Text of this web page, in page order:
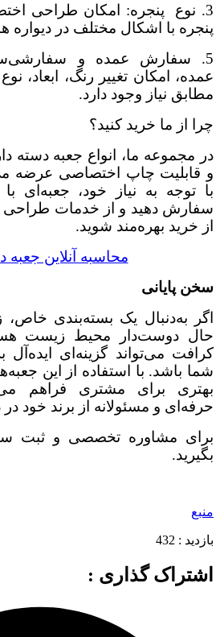
3. نوع پنجره: امکان طراحی
پنجره با اشکال مختلف در دیواره
5. سفارش عمده و
عمده، امکان تغییر رنگ، ابعاد،
مطابق نیاز وجود دارد.
چرا از ما خرید کنید؟
در مجموعه ما، انواع جعبه دسته
و قابلیت چاپ اختصاصی عرضه
با توجه به نیاز خود، جعبه‌ای
سفارش دهید و از خدمات طراحی
از خرید بهره‌مند شوید.
محاسبه آنلاین جعبه
سخن پایانی
اگر به‌دنبال یک بسته‌بندی خاص،
حال دوست‌دار محیط زیست
کرافت می‌تواند گزینه‌ای ایده‌آل
شما باشد. با استفاده از این
بهتری برای مشتری فراهم
حرفه‌ای و مسئولانه از برند خود
برای مشاوره تخصصی و ثبت
بگیرید.
منبع
بازدید : 432
اشتراک گذاری :